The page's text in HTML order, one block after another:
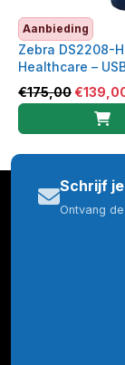
Aanbieding
Zebra DS2208-
Healthcare –
€175,00€
Schrijf
Ontvang